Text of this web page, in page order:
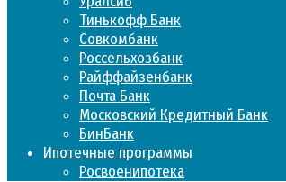
Тинькофф Банк
Совкомбанк
Россельхозбанк
Райффайзенбанк
Почта Банк
Московский Кредитный Банк
БинБанк
Ипотечные программы
Росвоенипотека